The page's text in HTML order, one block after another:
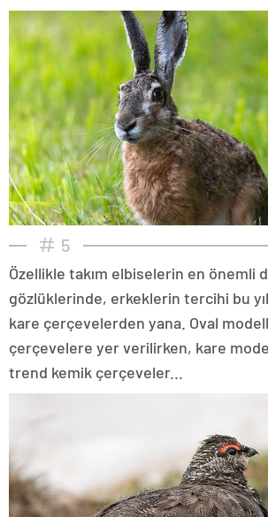
5
Özellikle takım elbiselerin en önemli
gözlüklerinde, erkeklerin tercihi bu
kare çerçevelerden yana. Oval
çerçevelere yer verilirken, kare
trend kemik çerçeveler...